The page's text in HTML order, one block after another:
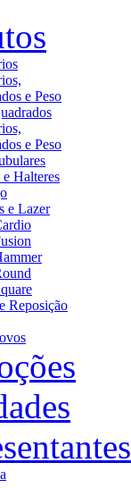
e Peso
e Peso
Halteres
e Lazer
Reposição